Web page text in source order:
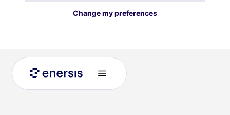
Change my preferences
Blog